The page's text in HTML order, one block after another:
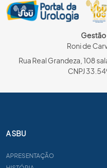
Roni de
Rua Real Grandeza, 108
CNPJ
A SBU
APRESENTAÇÃO